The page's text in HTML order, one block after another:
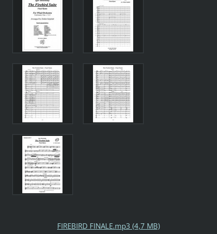
FIREBIRD FINALE.mp3 (4,7 MB)